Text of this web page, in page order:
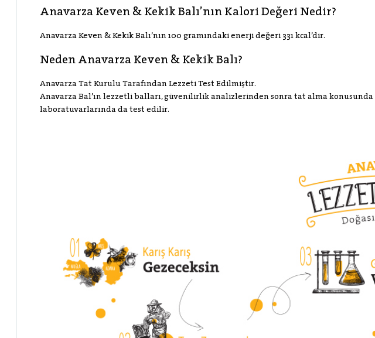
Anavarza Keven & Kekik Balı’nın Kalori Değeri Nedir?
Anavarza Keven & Kekik Balı’nın 100 gramındaki enerji değeri 331 kcal’dir.
Neden Anavarza Keven & Kekik Balı?
Anavarza Tat Kurulu Tarafından Lezzeti Test Edilmiştir.
Anavarza Bal’ın lezzetli balları, güvenilirlik analizlerinden sonra tat alma
laboratuvarlarında da test edilir.